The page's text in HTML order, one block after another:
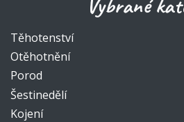
Těhotenství
Otěhotnění
Porod
Šestinedělí
Kojení